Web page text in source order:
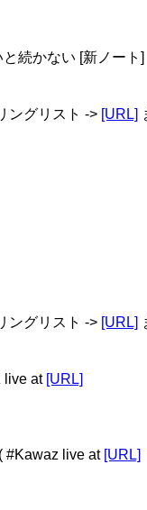
続かない [新ノート]
ングリスト -> [URL]
ングリスト -> [URL]
live at [URL]
#Kawaz live at [URL]